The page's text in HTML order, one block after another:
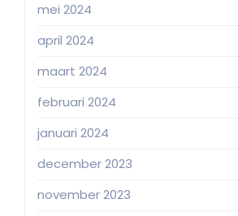
mei 2024
april 2024
maart 2024
februari 2024
januari 2024
december 2023
november 2023